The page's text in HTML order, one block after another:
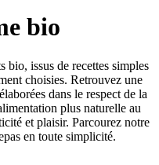
bio
bio, issus de recettes simples
choisies. Retrouvez une
dans le respect de la
plus naturelle au
et plaisir. Parcourez notre
en toute simplicité.